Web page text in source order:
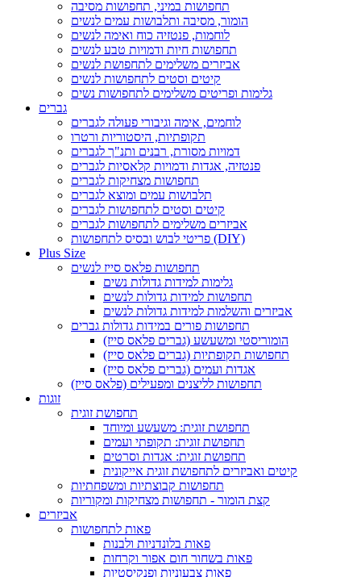
תחפושות במיני, תחפושות מסיבה
הומור, מסיבה ותלבושות עמים לנשים
לוחמות, פנטזיה כוח ואימה לנשים
תחפושות חיות ודמויות טבע לנשים
אביזרים משלימים לתחפושת לנשים
קיטים וסטים לתחפושות לנשים
גלימות ופריטים משלימים לתחפושות נשים
גברים
לוחמים, אימה וגיבורי פעולה לגברים
תקופתיות, היסטוריות ורטרו
דמויות מסורת, רבנים ותנ"ך לגברים
פנטזיה, אגדות ודמויות קלאסיות לגברים
תחפושות מצחיקות לגברים
תלבושות עמים ומוצא לגברים
קיטים וסטים לתחפושות לגברים
אביזרים משלימים לתחפושות לגברים
פריטי לבוש ובסיס לתחפושות (DIY)
Plus Size
תחפושות פלאס סייז לנשים
גלימות למידות גדולות נשים
תחפושות למידות גדולות לנשים
אביזרים והשלמות למידות גדולות לנשים
תחפושות פורים במידות גדולות גברים
הומוריסטי ומשעשע (גברים פלאס סייז)
תחפושות תקופתיות (גברים פלאס סייז)
אגדות ועמים (גברים פלאס סייז)
תחפושות לליצנים ומפעילים (פלאס סייז)
זוגות
תחפושת זוגית
תחפושת זוגית: משעשע ומיוחד
תחפושת זוגית: תקופתי ועמים
תחפושת זוגית: אגדות וסרטים
קיטים ואביזרים לתחפושת זוגית אייקונית
תחפושות קבוצתיות ומשפחתיות
קצת הומור - תחפושות מצחיקות ומקוריות
אביזרים
פאות לתחפושות
פאות בלונדניות ולבנות
פאות בשחור חום אפור וקרחות
פאות צבעוניות ופנקיסטיות